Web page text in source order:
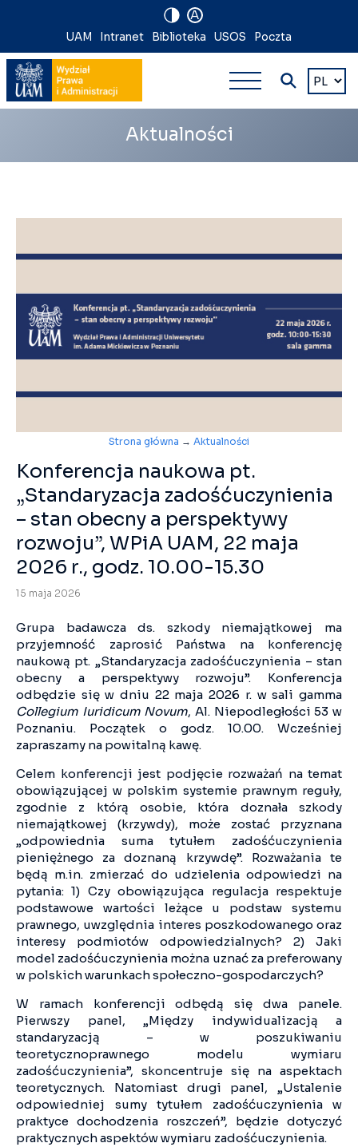
A
Nawigacja
na
skróty
UAM Intranet Biblioteka USOS Poczta
główna
Wybierz
język
Aktualności
Strona główna → Aktualności
Konferencja naukowa pt.
„Standaryzacja zadośćuczynienia
– stan obecny a perspektywy
rozwoju”, WPiA UAM, 22 maja
2026 r., godz. 10.00-15.30
15 maja 2026
Grupa badawcza ds. szkody niemajątkowej ma
przyjemność zaprosić Państwa na konferencję
naukową pt. „Standaryzacja zadośćuczynienia – stan
obecny a perspektywy rozwoju”. Konferencja
odbędzie się w dniu 22 maja 2026 r. w sali gamma
Collegium Iuridicum Novum, Al. Niepodległości 53 w
Poznaniu. Początek o godz. 10.00. Wcześniej
zapraszamy na powitalną kawę.
Celem konferencji jest podjęcie rozważań na temat
obowiązującej w polskim systemie prawnym reguły,
zgodnie z którą osobie, która doznała szkody
niemajątkowej (krzywdy), może zostać przyznana
„odpowiednia suma tytułem zadośćuczynienia
pieniężnego za doznaną krzywdę”. Rozważania te
będą m.in. zmierzać do udzielenia odpowiedzi na
pytania: 1) Czy obowiązująca regulacja respektuje
podstawowe wartości leżące u podstaw systemu
prawnego, uwzględnia interes poszkodowanego oraz
interesy podmiotów odpowiedzialnych? 2) Jaki
model zadośćuczynienia można uznać za preferowany
w polskich warunkach społeczno-gospodarczych?
W ramach konferencji odbędą się dwa panele.
Pierwszy panel, „Między indywidualizacją a
standaryzacją – w poszukiwaniu
teoretycznoprawnego modelu wymiaru
zadośćuczynienia”, skoncentruje się na aspektach
teoretycznych. Natomiast drugi panel, „Ustalenie
odpowiedniej sumy tytułem zadośćuczynienia w
praktyce dochodzenia roszczeń”, będzie dotyczyć
praktycznych aspektów wymiaru zadośćuczynienia.